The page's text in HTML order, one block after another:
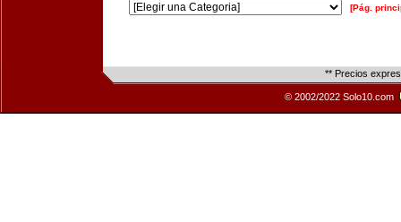
[Pág.
** Precios
© 2002/2022 Solo10.com